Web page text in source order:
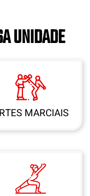
UNIDADE
MARCIAIS